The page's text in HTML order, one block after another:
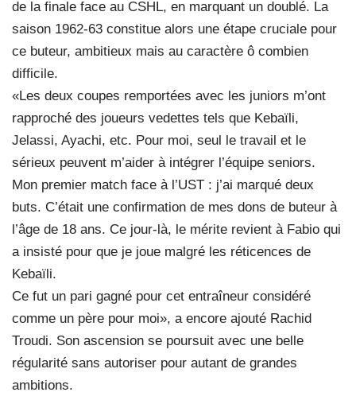
de la finale face au CSHL, en marquant un doublé. La
saison 1962-63 constitue alors une étape cruciale pour
ce buteur, ambitieux mais au caractère ô combien
difficile.
«Les deux coupes remportées avec les juniors m’ont
rapproché des joueurs vedettes tels que Kebaïli,
Jelassi, Ayachi, etc. Pour moi, seul le travail et le
sérieux peuvent m’aider à intégrer l’équipe seniors.
Mon premier match face à l’UST : j’ai marqué deux
buts. C’était une confirmation de mes dons de buteur à
l’âge de 18 ans. Ce jour-là, le mérite revient à Fabio qui
a insisté pour que je joue malgré les réticences de
Kebaïli.
Ce fut un pari gagné pour cet entraîneur considéré
comme un père pour moi», a encore ajouté Rachid
Troudi. Son ascension se poursuit avec une belle
régularité sans autoriser pour autant de grandes
ambitions.